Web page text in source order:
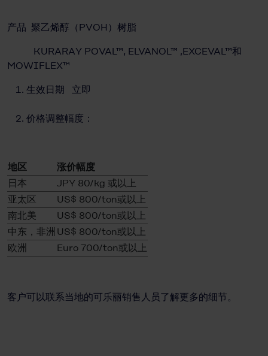
产品 聚乙烯醇（PVOH）树脂
KURARAY POVAL™, ELVANOL™ ,EXCEVAL™和
MOWIFLEX™
生效日期 立即
价格调整幅度：
地区
涨价幅度
日本
JPY 80/kg 或以上
亚太区
US$ 800/ton或以上
南北美
US$ 800/ton或以上
中东，非洲 US$ 800/ton或以上
欧洲
Euro 700/ton或以上
客户可以联系当地的可乐丽销售人员了解更多的细节。